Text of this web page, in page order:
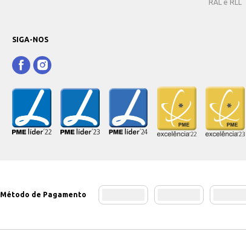
RAL e RLL
SIGA-NOS
Método de Pagamento